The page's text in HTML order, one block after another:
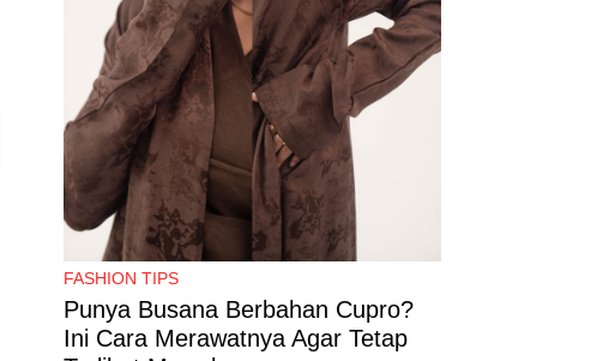
FASHION TIPS
Punya Busana Berbahan Cupro?
Ini Cara Merawatnya Agar Tetap